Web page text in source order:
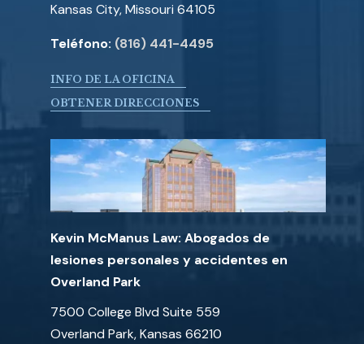
Kansas City, Missouri 64105
Teléfono: (816) 441-4495
INFO DE LA OFICINA
OBTENER DIRECCIONES
Kevin McManus Law: Abogados de
lesiones personales y accidentes en
Overland Park
7500 College Blvd Suite 559
Overland Park, Kansas 66210